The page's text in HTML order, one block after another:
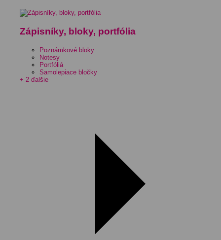
Zápisníky, bloky, portfólia
Poznámkové bloky
Notesy
Portfóliá
Samolepiace bločky
+ 2 ďalšie